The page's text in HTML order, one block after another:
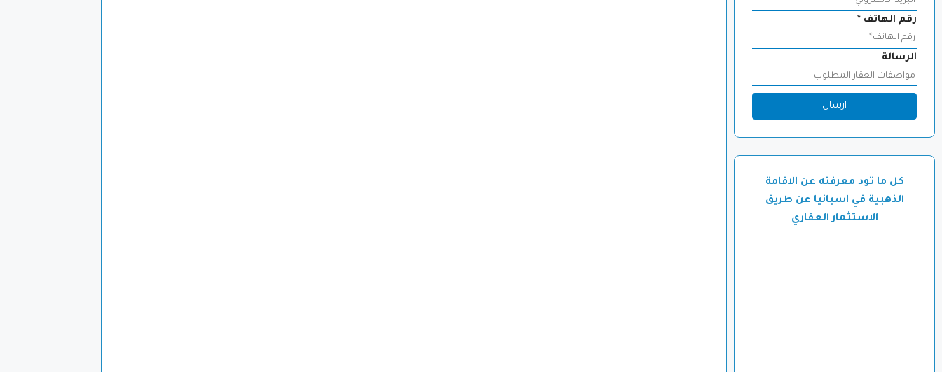
رقم الهاتف *
الرسالة
ارسال
كل ما تود معرفته عن الاقامة
الذهبية في اسبانيا عن طريق
الاستثمار العقاري